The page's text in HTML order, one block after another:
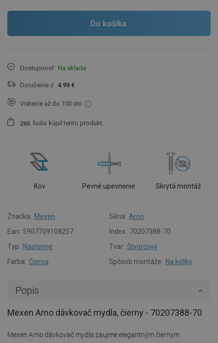
Do košíka
Dostupnosť: Na sklade
Doručenie z: 4.99 €
Vrátenie až do 100 dní
265 ľudia kúpil tento produkt.
Kov Pevné upevnenie Skrytá montáž
Značka: Mexen Séria: Arno
Ean: 5907709108257 Index: 70207388-70
Typ: Nástenné Tvar: Štvorcový
Farba: Čierna Spôsob montáže: Na kolíky
Popis
Mexen Arno dávkovač mydla, čierny - 70207388-70
Mexen Arno dávkovač mydla zaujme elegantným čiernym